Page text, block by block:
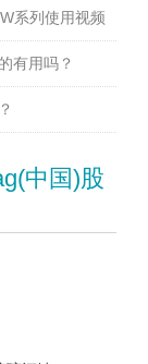
系列使用视频
有用吗？
中国)股